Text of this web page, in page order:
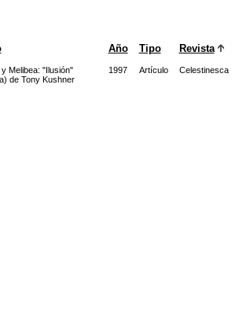
Año Tipo Revista
Melibea: "Ilusión"
de Tony Kushner
1997 Artículo Celestinesca